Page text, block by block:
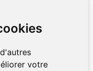
votre